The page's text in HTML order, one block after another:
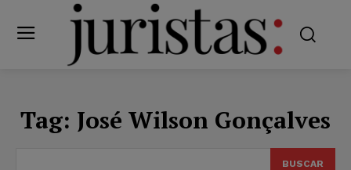
Tag: José Wilson Gonçalves
BUSCAR